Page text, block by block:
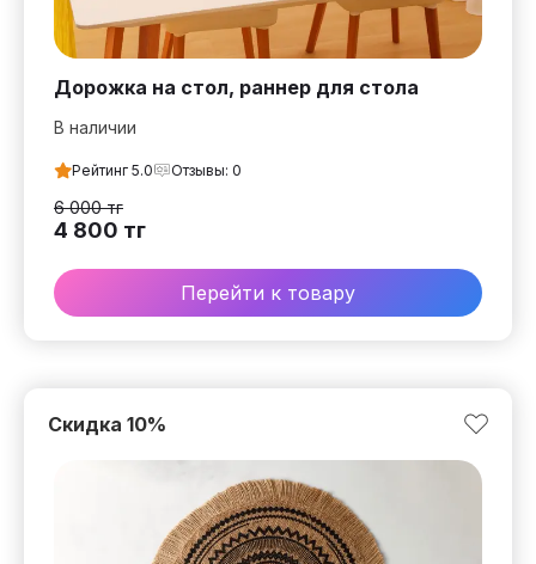
Дорожка на стол, раннер для стола
В наличии
Рейтинг 5.0 Отзывы: 0
6 000тг
4 800 тг
Перейти к товару
Скидка 10%